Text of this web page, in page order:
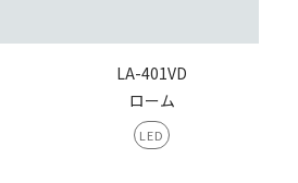
LA-401VD
ローム
LED